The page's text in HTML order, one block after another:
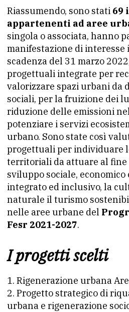
Riassumendo, sono stati 69
appartenenti ad aree
singola o associata, hanno
manifestazione di interesse
scadenza del 31 marzo
progettuali integrate per
valorizzare spazi urbani da
sociali, per la fruizione dei
riduzione delle emissioni
potenziare i servizi
urbano. Sono state così
progettuali per individuare
territoriali da attuare al fine
sviluppo sociale, economico
integrato ed inclusivo, la
naturale il turismo
nelle aree urbane del
Fesr 2021-2027.
I progetti scelti
Rigenerazione urbana
Progetto strategico di
urbana e rigenerazione